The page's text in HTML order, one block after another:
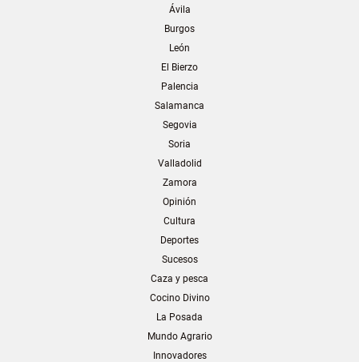
Ávila
Burgos
León
El Bierzo
Palencia
Salamanca
Segovia
Soria
Valladolid
Zamora
Opinión
Cultura
Deportes
Sucesos
Caza y pesca
Cocino Divino
La Posada
Mundo Agrario
Innovadores